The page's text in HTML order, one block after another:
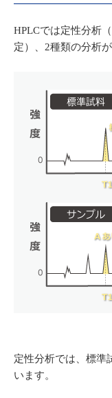
HPLCでは定性分析
定）、2種類の分析が
定性分析では、標準
います。